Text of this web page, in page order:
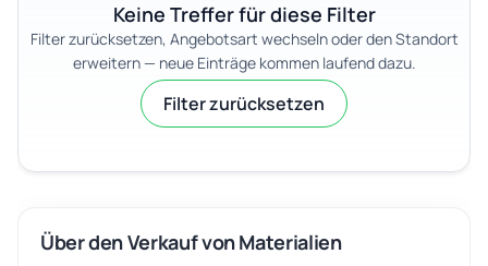
Keine Treffer für diese Filter
Filter zurücksetzen, Angebotsart wechseln oder den Standort
erweitern — neue Einträge kommen laufend dazu.
Filter zurücksetzen
Über den Verkauf von Materialien